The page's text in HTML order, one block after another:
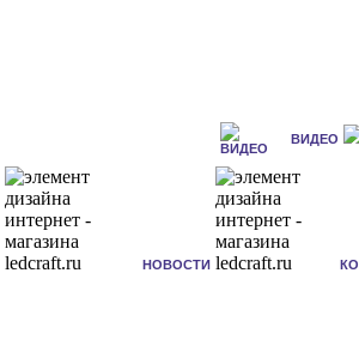
ВИДЕО
НОВОСТИ